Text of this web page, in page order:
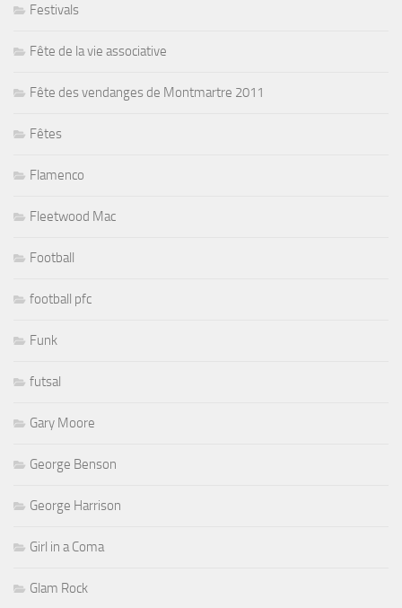
Festivals
Fête de la vie associative
Fête des vendanges de Montmartre 2011
Fêtes
Flamenco
Fleetwood Mac
Football
football pfc
Funk
futsal
Gary Moore
George Benson
George Harrison
Girl in a Coma
Glam Rock